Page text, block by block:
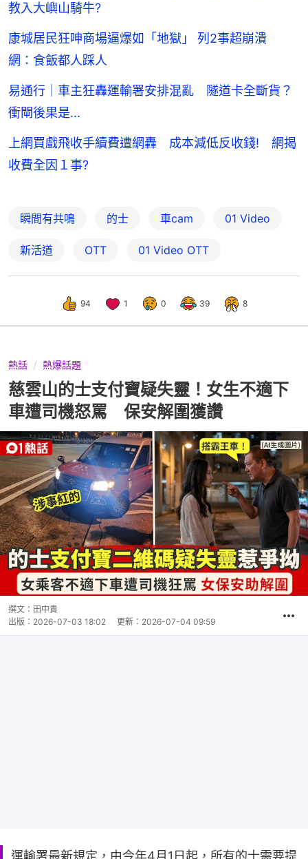
教入大嶼山騎牛?
康城居民狂呻商場逼爆如「地獄」 列2事超崩潰
網：食飯都人踩人
易通行｜車主狂轟運輸署安排混亂 隧道卡全斷貨？
衝閘後果是...
上網買戲飛收手續費遭網轟 成本減低反收錢! 網揭
收費全因１事?
瞬間有共鳴 的士 車cam 01 Video
新活道 OTT 01‌ ‌Video‌ ‌OTT
94 1 0 39 8
熱話 熱爆話題
慈雲山的士支付寶疑失靈！女生不適下
車遭司機怒罵 保安解圍獲讚
撰文： 田中貴
出版： 2026-07-03 18:02 更新： 2026-07-04 09:59
運輸署最新規定，由今年4月1日起，所有的士需要提